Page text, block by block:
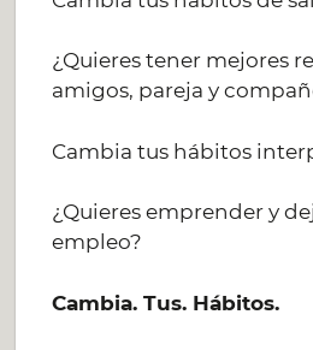
¿Quieres tener mejores
amigos, pareja y
Cambia tus hábitos
¿Quieres emprender y
empleo?
Cambia. Tus. Hábitos.